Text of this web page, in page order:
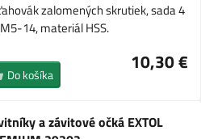
zalomených skrutiek, sada 4
14, materiál HSS.
10,30 €
Do košíka
a závitové očká EXTOL